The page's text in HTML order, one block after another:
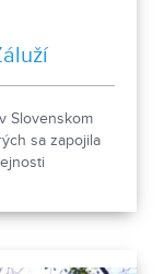
Slovenskom
sa zapojila